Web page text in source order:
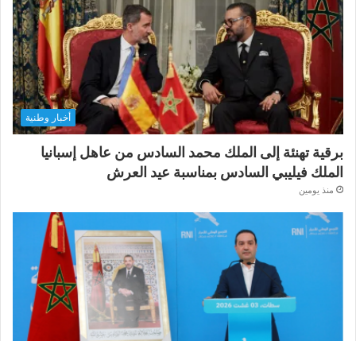
أخبار وطنية
برقية تهنئة إلى الملك محمد السادس من عاهل إسبانيا
الملك فيليبي السادس بمناسبة عيد العرش
منذ يومين